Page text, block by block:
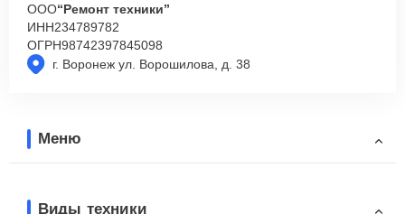
г. Воронеж ул. Ворошилова, д. 38
ООО“Ремонт техники”
ИНН234789782
ОГРН98742397845098
Меню
Виды техники